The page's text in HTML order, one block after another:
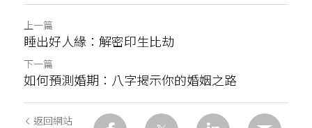
上一篇
睡出好人緣：解密印生比劫
下一篇
如何預測婚期：八字揭示你的婚姻之路
返回網站